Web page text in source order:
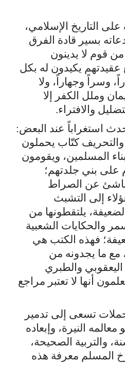
التاريخ الإسلامي،
بسير قادة الفرق
قوم لا يدينون
عقيدتهم يكيدون له بكل
وسراً وجهاراً، ولا
وملل الكفر إلا
والافتراء.
استغراباً عند البعض:
والتحريف كتّاب يحملون
المسلمين، ويقومون
بني جلدتهم؛
عن الصراط
إلى التشبث
يلتقطونها من
والحكايات الشعبية
فهذه الكتب هي
مع ما يجدونه من
اليعقوبي والطبري
أنها لا تعتبر مراجع
تسعى إلى تدمير
النيرة، وإبعاده
والتربية الصحيحة،
المسلم معرفة هذه